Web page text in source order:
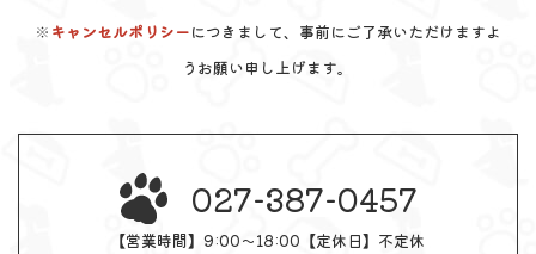
※ キャンセルポリシーにつきまして、事前にご了承いただけますよ
うお願い申し上げます。
027-387-0457
【営業時間】9:00～18:00【定休日】不定休